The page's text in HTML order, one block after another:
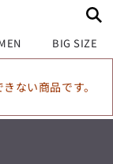
BIG SIZE
ない商品です。